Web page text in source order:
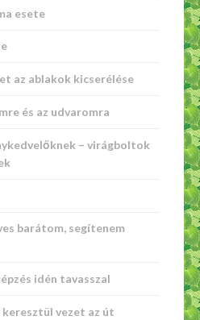
esete
az ablakok kicserélése
és az udvaromra
– virágboltok
barátom, segítenem
idén tavasszal
keresztül vezet az út